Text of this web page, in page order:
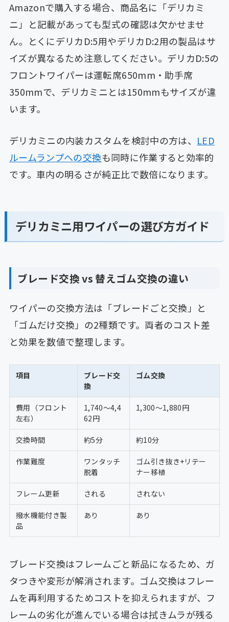
Amazonで購入する場合、商品名に「デリカミ
ニ」と記載があっても型式の確認は欠かせませ
ん。とくにデリカD:5用やデリカD:2用の製品はサ
イズが異なるため注意してください。デリカD:5の
フロントワイパーは運転席650mm・助手席
350mmで、デリカミニとは150mmもサイズが違
います。
デリカミニの内装カスタムを検討中の方は、 LED
ルームランプへの交換も同時に作業すると効率的
です。車内の明るさが純正比で数倍になります。
デリカミニ用ワイパーの選び方ガイド
ブレード交換 vs 替えゴム交換の違い
ワイパーの交換方法は「ブレードごと交換」と
「ゴムだけ交換」の2種類です。両者のコスト差
と効果を数値で整理します。
項目
ブレード交
換
ゴム交換
費用（フロント
左右）
1,740〜4,4
62円
1,300〜1,880円
交換時間 約5分 約10分
作業難度
ワンタッチ
脱着
ゴム引き抜き+リテー
ナー移植
フレーム更新 される されない
撥水機能付き製
品
あり あり
ブレード交換はフレームごと新品になるため、ガ
タつきや変形が解消されます。ゴム交換はフレー
ムを再利用するためコストを抑えられますが、フ
レームの劣化が進んでいる場合は拭きムラが残る